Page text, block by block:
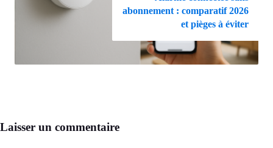
abonnement : comparatif 2026
et pièges à éviter
Laisser un commentaire